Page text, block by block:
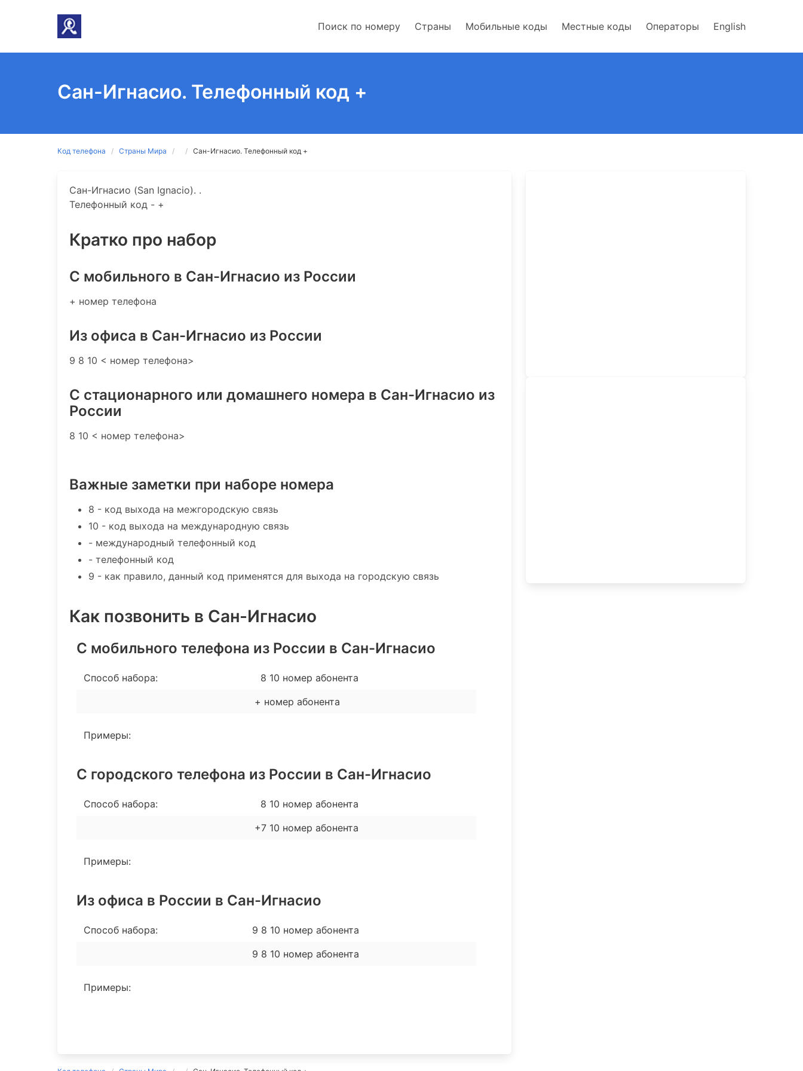
Поиск по номеру Страны Мобильные коды Местные коды Операторы English
Сан-Игнасио. Телефонный код +
Код телефона Страны Мира Сан-Игнасио. Телефонный код +
Сан-Игнасио (San Ignacio). .
Телефонный код - +
Кратко про набор
C мобильного в Сан-Игнасио из России
+ номер телефона
Из офиса в Сан-Игнасио из России
9 8 10 < номер телефона>
С стационарного или домашнего номера в Сан-Игнасио из
России
8 10 < номер телефона>
Важные заметки при наборе номера
8 - код выхода на межгородскую связь
10 - код выхода на международную связь
- международный телефонный код
- телефонный код
9 - как правило, данный код применятся для выхода на городскую связь
Как позвонить в Сан-Игнасио
С мобильного телефона из России в Сан-Игнасио
Способ набора:
8 10 номер абонента
+ номер абонента
Примеры:
С городского телефона из России в Сан-Игнасио
Способ набора:
8 10 номер абонента
+7 10 номер абонента
Примеры:
Из офиса в России в Сан-Игнасио
Способ набора:
9 8 10 номер абонента
9 8 10 номер абонента
Примеры: